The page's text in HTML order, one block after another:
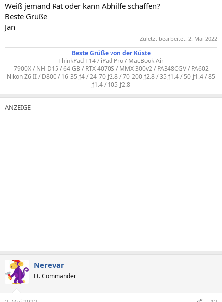
Weiß jemand Rat oder kann Abhilfe schaffen?
Beste Grüße
Jan
Zuletzt bearbeitet: 2. Mai 2022
Beste Grüße von der Küste
ThinkPad T14 / iPad Pro / MacBook Air
7900X / NH-D15 / 64 GB / RTX 4070S / MMX 300v2 / PA348CGV / PA602
Nikon Z6 II / D800 / 16-35 ƒ4 / 24-70 ƒ2.8 / 70-200 ƒ2.8 / 35 ƒ1.4 / 50 ƒ1.4 / 85
ƒ1.4 / 105 ƒ2.8
Nerevar
Lt. Commander